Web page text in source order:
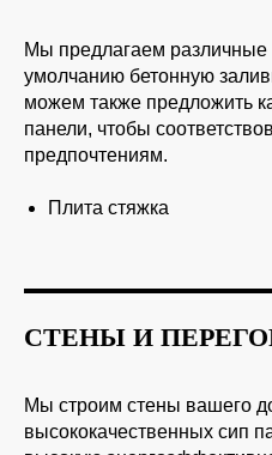
Мы предлагаем
умолчанию бетонную
можем также предложить
панели, чтобы
предпочтениям.
Плита стяжка
СТЕНЫ И
Мы строим стены вашего
высококачественных сип